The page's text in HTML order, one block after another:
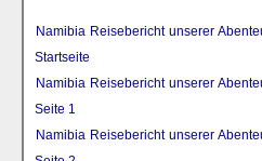
Namibia Reisebericht unserer
Startseite
Namibia Reisebericht unserer
Seite 1
Namibia Reisebericht unserer